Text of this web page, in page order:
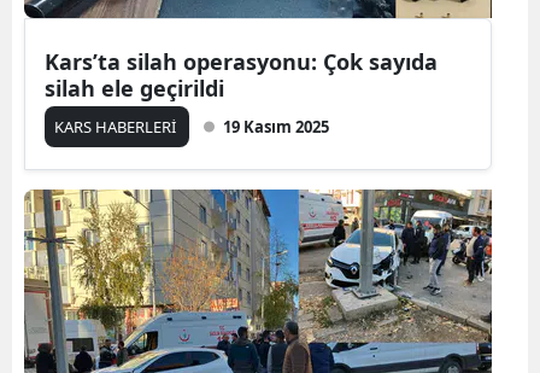
İzmir
Kars
Kırklareli
Kırşehir
Kocaeli
Konya
Kars’ta silah operasyonu: Çok sayıda
silah ele geçirildi
KARS HABERLERİ 19 Kasım 2025